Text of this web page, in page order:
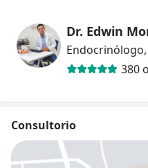
Dr. Edwin
380
Consultorio